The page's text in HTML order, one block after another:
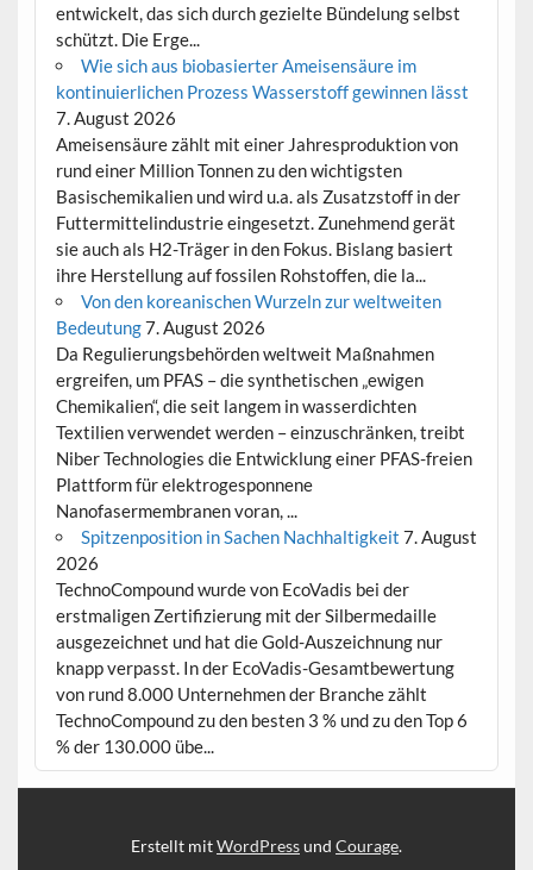
entwickelt, das sich durch gezielte Bündelung selbst
schützt. Die Erge...
Wie sich aus biobasierter Ameisensäure im
kontinuierlichen Prozess Wasserstoff gewinnen lässt
7. August 2026
Ameisensäure zählt mit einer Jahresproduktion von
rund einer Million Tonnen zu den wichtigsten
Basischemikalien und wird u.a. als Zusatzstoff in der
Futtermittelindustrie eingesetzt. Zunehmend gerät
sie auch als H2-Träger in den Fokus. Bislang basiert
ihre Herstellung auf fossilen Rohstoffen, die la...
Von den koreanischen Wurzeln zur weltweiten
Bedeutung7. August 2026
Da Regulierungsbehörden weltweit Maßnahmen
ergreifen, um PFAS – die synthetischen „ewigen
Chemikalien“, die seit langem in wasserdichten
Textilien verwendet werden – einzuschränken, treibt
Niber Technologies die Entwicklung einer PFAS-freien
Plattform für elektrogesponnene
Nanofasermembranen voran, ...
Spitzenposition in Sachen Nachhaltigkeit 7. August
2026
TechnoCompound wurde von EcoVadis bei der
erstmaligen Zertifizierung mit der Silbermedaille
ausgezeichnet und hat die Gold-Auszeichnung nur
knapp verpasst. In der EcoVadis-Gesamtbewertung
von rund 8.000 Unternehmen der Branche zählt
TechnoCompound zu den besten 3 % und zu den Top 6
% der 130.000 übe...
Erstellt mitWordPressund Courage.